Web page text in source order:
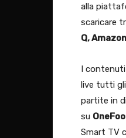
alla
scaricare
Q,
I
live tutti
partite in
su
Smart TV